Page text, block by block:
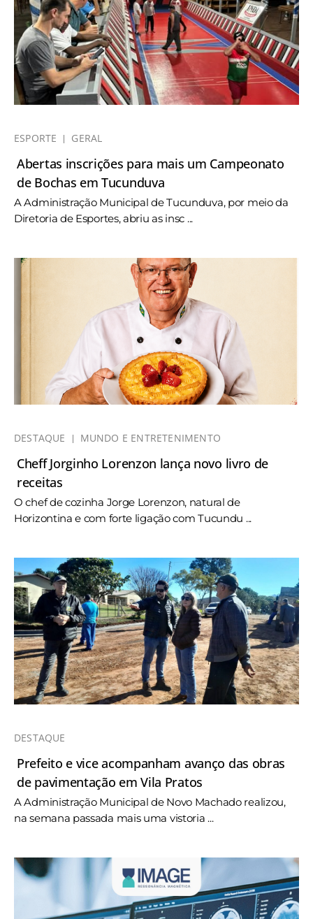
ESPORTE GERAL
Abertas inscrições para mais um Campeonato
de Bochas em Tucunduva
A Administração Municipal de Tucunduva, por meio da
Diretoria de Esportes, abriu as insc ...
DESTAQUE MUNDO E ENTRETENIMENTO
Cheff Jorginho Lorenzon lança novo livro de
receitas
O chef de cozinha Jorge Lorenzon, natural de
Horizontina e com forte ligação com Tucundu ...
DESTAQUE
Prefeito e vice acompanham avanço das obras
de pavimentação em Vila Pratos
A Administração Municipal de Novo Machado realizou,
na semana passada mais uma vistoria ...